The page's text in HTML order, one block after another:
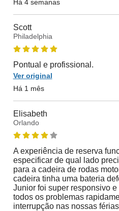
Há 4 semanas
Scott
Philadelphia
Pontual e profissional.
Ver original
Há 1 mês
Elisabeth
Orlando
A experiência de reserva
especificar de qual lado
para a cadeira de rodas
cadeira tinha uma bateria
Junior foi super responsivo
todos os problemas
interrupção nas nossas